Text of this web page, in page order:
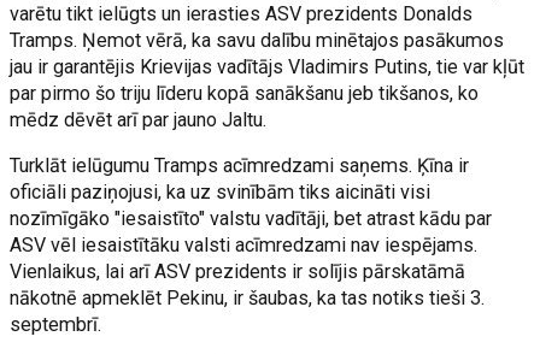
varētu tikt ielūgts un ierasties ASV prezidents Donalds
Tramps. Ņemot vērā, ka savu dalību minētajos pasākumos
jau ir garantējis Krievijas vadītājs Vladimirs Putins, tie var kļūt
par pirmo šo triju līderu kopā sanākšanu jeb tikšanos, ko
mēdz dēvēt arī par jauno Jaltu.
Turklāt ielūgumu Tramps acīmredzami saņems. Ķīna ir
oficiāli paziņojusi, ka uz svinībām tiks aicināti visi
nozīmīgāko "iesaistīto" valstu vadītāji, bet atrast kādu par
ASV vēl iesaistītāku valsti acīmredzami nav iespējams.
Vienlaikus, lai arī ASV prezidents ir solījis pārskatāmā
nākotnē apmeklēt Pekinu, ir šaubas, ka tas notiks tieši 3.
septembrī.